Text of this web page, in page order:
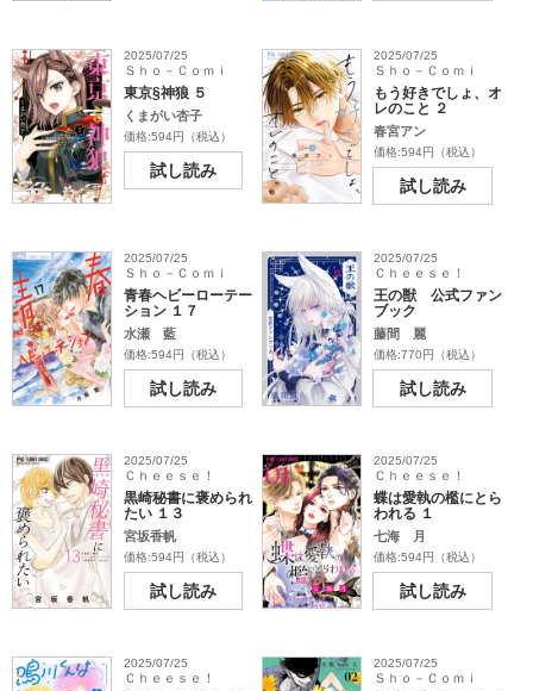
2025/07/25
Ｓｈｏ－Ｃｏｍｉ
東京§神狼 ５
くまがい杏子
価格:594円（税込）
試し読み
2025/07/25
Ｓｈｏ－Ｃｏｍｉ
もう好きでしょ、オ
レのこと ２
春宮アン
価格:594円（税込）
試し読み
2025/07/25
Ｓｈｏ－Ｃｏｍｉ
青春ヘビーローテー
ション １７
水瀬 藍
価格:594円（税込）
試し読み
2025/07/25
Ｃｈｅｅｓｅ！
王の獣 公式ファン
ブック
藤間 麗
価格:770円（税込）
試し読み
2025/07/25
Ｃｈｅｅｓｅ！
黒崎秘書に褒められ
たい １３
宮坂香帆
価格:594円（税込）
試し読み
2025/07/25
Ｃｈｅｅｓｅ！
蝶は愛執の檻にとら
われる １
七海 月
価格:594円（税込）
試し読み
2025/07/25
Ｃｈｅｅｓｅ！
2025/07/25
Ｓｈｏ－Ｃｏｍｉ